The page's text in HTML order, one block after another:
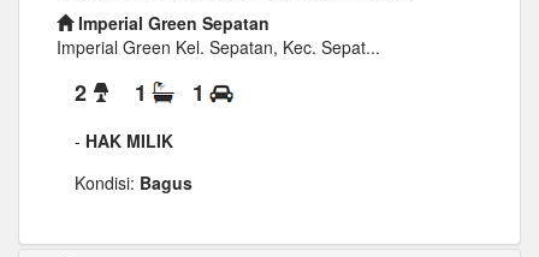
Imperial Green Sepatan
Imperial Green Kel. Sepatan, Kec. Sepat...
2 1 1
- HAK MILIK
Kondisi: Bagus